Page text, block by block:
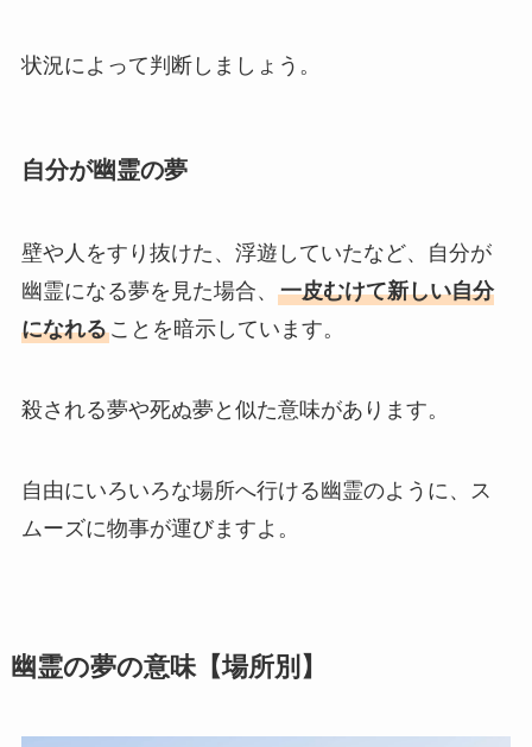
状況によって判断しましょう。
自分が幽霊の夢
壁や人をすり抜けた、浮遊していたなど、自分が
幽霊になる夢を見た場合、 一皮むけて新しい自分
になれることを暗示しています。
殺される夢や死ぬ夢と似た意味があります。
自由にいろいろな場所へ行ける幽霊のように、ス
ムーズに物事が運びますよ。
幽霊の夢の意味【場所別 】